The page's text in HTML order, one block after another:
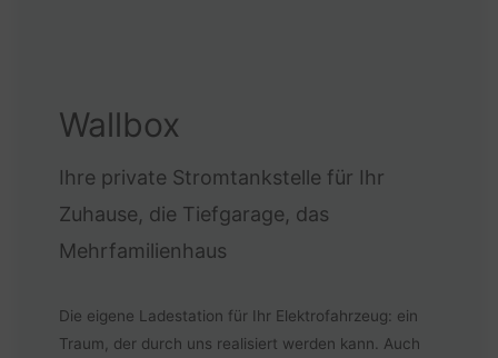
Wallbox
Ihre private Stromtankstelle für Ihr
Zuhause, die Tiefgarage, das
Mehrfamilienhaus
Die eigene Ladestation für Ihr Elektrofahrzeug: ein
Traum, der durch uns realisiert werden kann. Auch